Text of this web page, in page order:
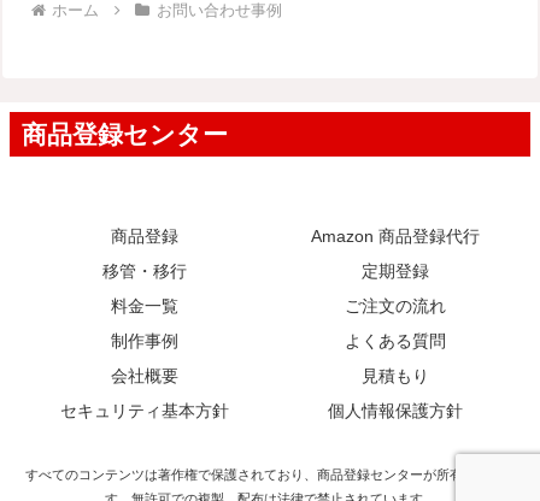
ホーム お問い合わせ事例
商品登録
Amazon 商品登録代行
移管・移行
定期登録
料金一覧
ご注文の流れ
制作事例
よくある質問
会社概要
見積もり
セキュリティ基本方針
個人情報保護方針
すべてのコンテンツは著作権で保護されており、商品登録センターが所有していま